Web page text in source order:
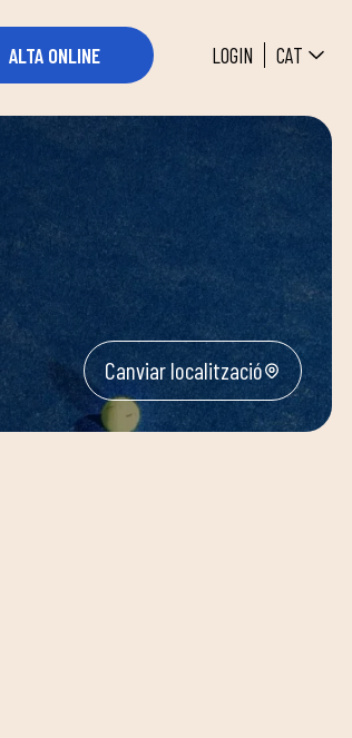
ALTA ONLINE LOGIN CAT
Canviar localització